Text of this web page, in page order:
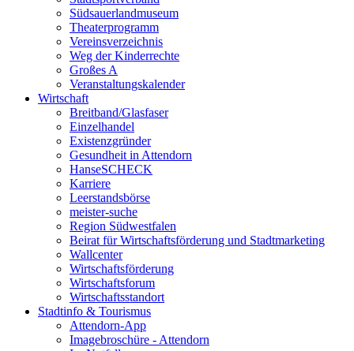
Südsauerlandmuseum
Theaterprogramm
Vereinsverzeichnis
Weg der Kinderrechte
Großes A
Veranstaltungskalender
Wirtschaft
Breitband/Glasfaser
Einzelhandel
Existenzgründer
Gesundheit in Attendorn
HanseSCHECK
Karriere
Leerstandsbörse
meister-suche
Region Südwestfalen
Beirat für Wirtschaftsförderung und Stadtmarketing
Wallcenter
Wirtschaftsförderung
Wirtschaftsforum
Wirtschaftsstandort
Stadtinfo & Tourismus
Attendorn-App
Imagebroschüre - Attendorn